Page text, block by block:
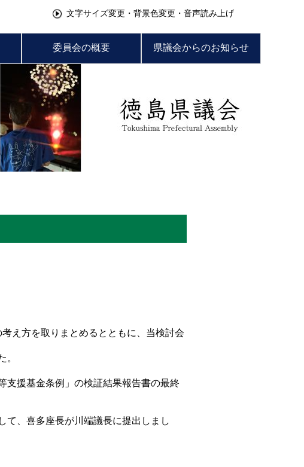
文字サイズ変更・背景色変更・音声読み上げ
委員会の概要 県議会からのお知らせ
。
支援基金条例」の検証結果報告書の最終
て、喜多座長が川端議長に提出しまし